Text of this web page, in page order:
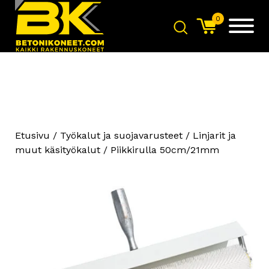
0
Etusivu / Työkalut ja suojavarusteet / Linjarit ja
muut käsityökalut / Piikkirulla 50cm/21mm
MCF systems Planetary
Mylly